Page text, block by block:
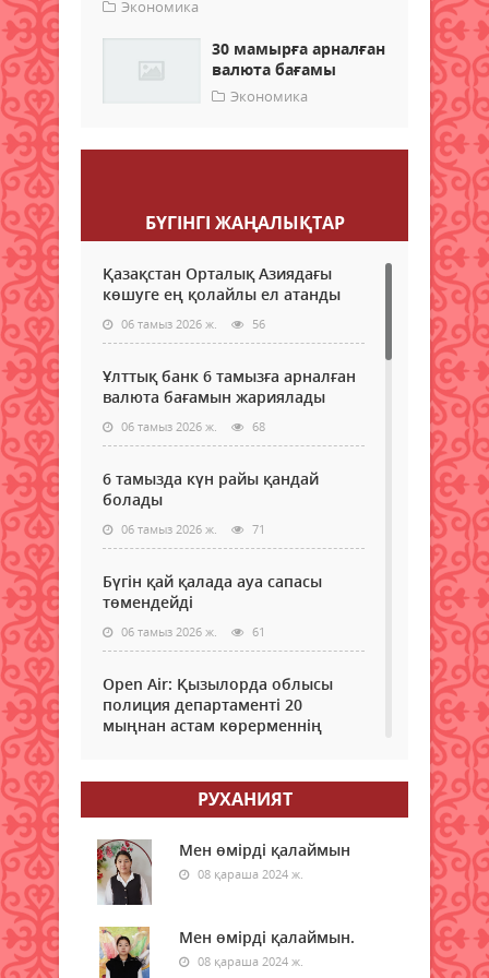
Экономика
30 мамырға арналған
валюта бағамы
Экономика
БҮГІНГI ЖАҢАЛЫҚТАР
Қазақстан Орталық Азиядағы
көшуге ең қолайлы ел атанды
06 тамыз 2026 ж. 56
Ұлттық банк 6 тамызға арналған
валюта бағамын жариялады
06 тамыз 2026 ж. 68
6 тамызда күн райы қандай
болады
06 тамыз 2026 ж. 71
Бүгін қай қалада ауа сапасы
төмендейді
06 тамыз 2026 ж. 61
Open Air: Қызылорда облысы
полиция департаменті 20
мыңнан астам көрерменнің
валюта бағамын жариялады
06 тамыз 2026 ж. 74
Дауыл, жаңбыр: Еліміздің
бірнеше өңірінде ауа райына
байланысты ескерту жасалды
РУХАНИЯТ
Мен өмірді қалаймын
08 қараша 2024 ж.
Мен өмірді қалаймын.
08 қараша 2024 ж.